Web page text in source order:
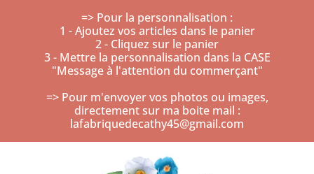
=> Pour la personnalisation :
1 - Ajoutez vos articles dans le panier
2 - Cliquez sur le panier
3 - Mettre la personnalisation dans la CASE
"Message à l'attention du commerçant"
=> Pour m'envoyer vos photos ou images,
directement sur ma boite mail :
lafabriquedecathy45@gmail.com